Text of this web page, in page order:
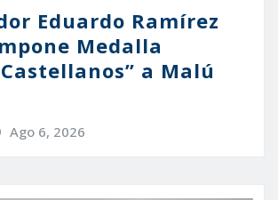
Eduardo Ramírez
Medalla
a Malú
Ago 6, 2026